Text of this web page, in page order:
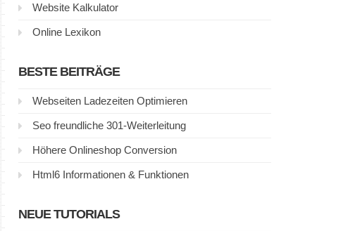
Website Kalkulator
Online Lexikon
BESTE BEITRÄGE
Webseiten Ladezeiten Optimieren
Seo freundliche 301-Weiterleitung
Höhere Onlineshop Conversion
Html6 Informationen & Funktionen
NEUE TUTORIALS